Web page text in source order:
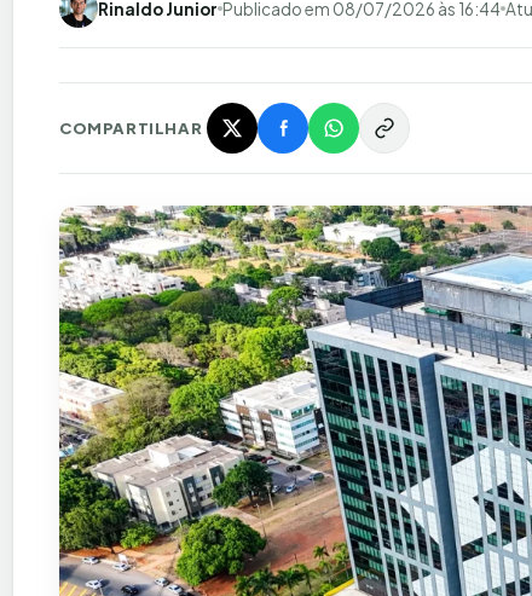
Rinaldo Junior Publicado em 08/07/2026 às 16:44
COMPARTILHAR